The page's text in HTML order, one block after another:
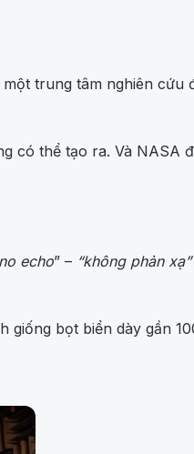
trung tâm nghiên
thể tạo ra. Và NASA
no echo” – “không phản
bọt biển dày gần